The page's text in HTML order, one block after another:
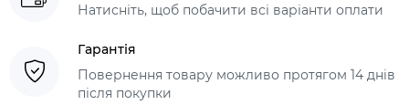
Натисніть, щоб побачити всі варіанти оплати
Гарантія
Повернення товару можливо протягом 14 днів
після покупки